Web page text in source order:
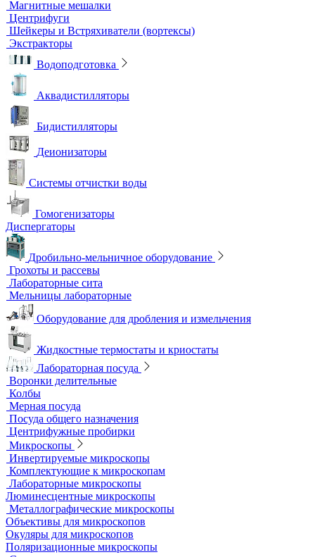
Электрохимическое оборудование
pH-метры
Иономеры
Кислородомеры
Кондуктометры
Лабораторные электроды
Мультипараметровые приборы
ОВП-метры
Оксиметры
Промышленные электроды
Перемешивающие устройства
Верхнеприводные мешалки
Магнитные мешалки
Центрифуги
Шейкеры и Встряхиватели (вортексы)
Экстракторы
Водоподготовка
Бидистилляторы
Системы отчистки воды
Гомогенизаторы
Диспергаторы
Дробильно-мельничное оборудование
Грохоты и рассевы
Лабораторные сита
Мельницы лабораторные
Оборудование для дробления и измельчения
Жидкостные термостаты и криостаты
Лабораторная посуда
Воронки делительные
Колбы